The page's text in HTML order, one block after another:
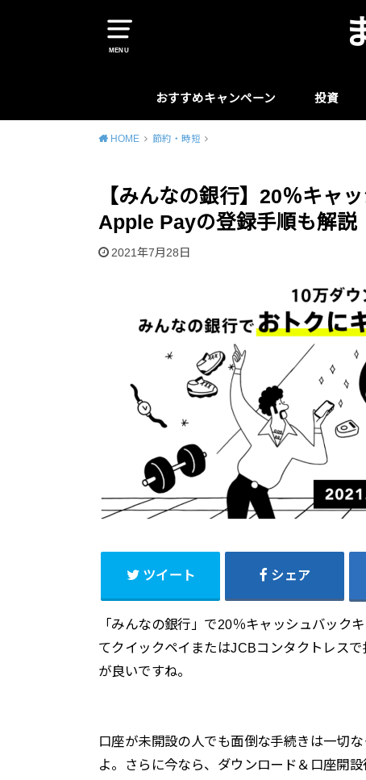
MENU
おすすめキャンペーン 投資
HOME 節約・時短
【みんなの銀行】20％キャ
Apple Payの登録手順も解説
2021年7月28日
ツイート シェア
「みんなの銀行」で20％キャッシュバック
てクイックペイまたはJCBコンタクトレス
が良いですね。
口座が未開設の人でも面倒な手続きは一切
よ。さらに今なら、ダウンロード＆口座開